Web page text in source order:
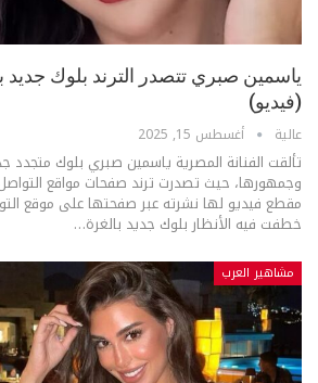
ياسمين صبري تتصدر الترند بلوك جديد
(فيديو)
عالية أغسطس 15, 2025
تألقت الفنانة المصرية ياسمين صبري بلوك متجدد
وجمهورها، حيث تصدرت ترند صفحات مواقع
مقطع فيديو لها نشرته عبر صفحتها على موقع
خطفت فيه الأنظار بلوك جديد بالغرة…
مشاهير العرب